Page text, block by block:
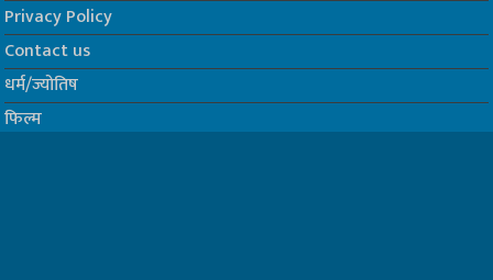
Privacy Policy
Contact us
धर्म/ज्योतिष
फिल्म